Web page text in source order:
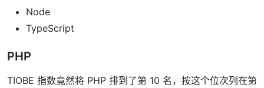
Node
TypeScript
PHP
TIOBE 指数竟然将 PHP 排到了第 10 名，按这个位次列在第